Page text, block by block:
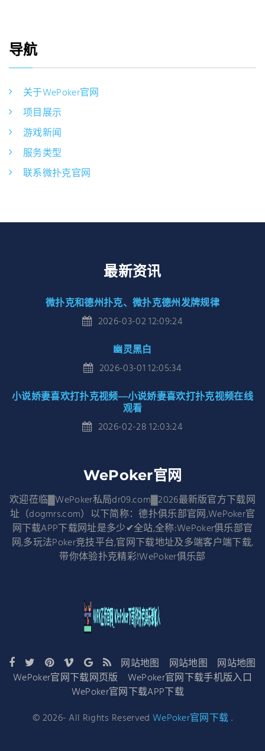
导航
关于WePoker官网
项目展示
游戏新闻
服务类型
联系微扑克官网
最新资讯
微扑克和德州扑克、微扑克德州发牌规律
2026-03-02 12:09:24
幽灵黑白
2026-03-01 12:05:34
小说娇妻喜欢打扑克视频—小说娇妻喜欢打扑克视频在线
观看
2026-02-28 12:03:24
WePoker官网
欢迎莅临▓WePoker私局dr09.com▓2026最新版官方下载网
址（dogmrs.com）以下简称：德扑俱乐部官网,WePoker官
网下载APP下载网址是多少✔全站,全称:WePoker俱乐部官
网,多玩法Poker竞技平台,官网下载地址及多端客户端下载,
带你体验扑克精彩!WePoker俱乐部
网站地图 网站地图
网站地图
WePoker官网下载网页版
WePoker官网下载手机版入口
WePoker官网下载APP下载
©2026- All Rights Reserved WePoker官网下载.